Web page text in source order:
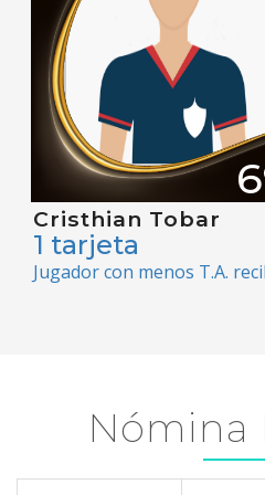
Cristhian Tobar
1 tarjeta
Jugador con menos T.A.
Nómina